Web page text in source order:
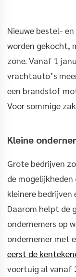
Nieuwe bestel-
worden gekocht,
zone. Vanaf 1
vrachtauto’s
een brandstof
Voor sommige
Kleine
Grote bedrijven
de
kleinere
Daarom helpt de
ondernemers op
ondernemer met
eerst de
voertuig al vanaf